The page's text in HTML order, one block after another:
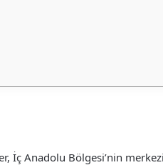
İç Anadolu Bölgesi’nin